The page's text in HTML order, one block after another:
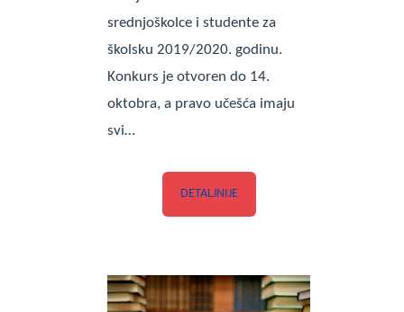
srednjoškolce i studente za
školsku 2019/2020. godinu.
Konkurs je otvoren do 14.
oktobra, a pravo učešća imaju
svi…
DETALJNIJE